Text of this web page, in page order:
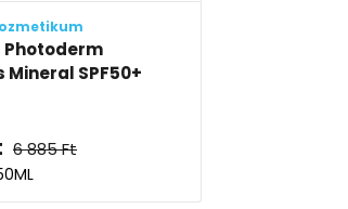
Photoderm
SPF50+
6 885Ft